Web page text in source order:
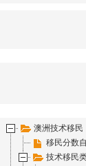
澳洲技术移民
移民分数
技术移民